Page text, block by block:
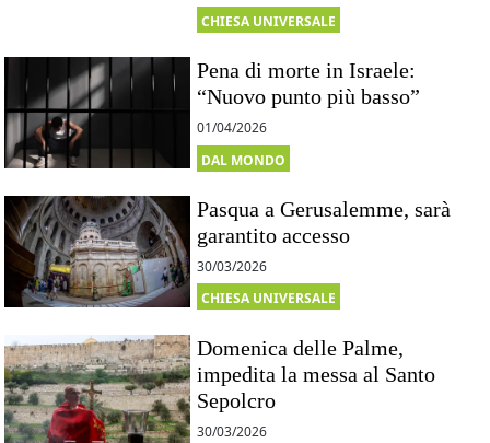
CHIESA UNIVERSALE
Pena di morte in Israele:
“Nuovo punto più basso”
01/04/2026
DAL MONDO
Pasqua a Gerusalemme, sarà
garantito accesso
30/03/2026
CHIESA UNIVERSALE
Domenica delle Palme,
impedita la messa al Santo
Sepolcro
30/03/2026